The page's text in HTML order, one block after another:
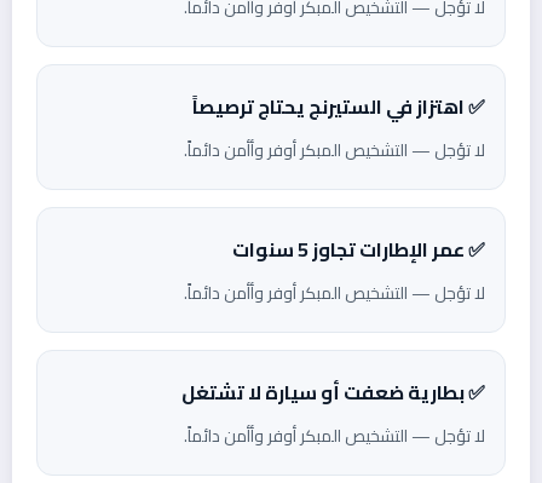
لا تؤجل — التشخيص المبكر أوفر وأأمن دائماً.
✅ اهتزاز في الستيرنج يحتاج ترصيصاً
لا تؤجل — التشخيص المبكر أوفر وأأمن دائماً.
✅ عمر الإطارات تجاوز 5 سنوات
لا تؤجل — التشخيص المبكر أوفر وأأمن دائماً.
✅ بطارية ضعفت أو سيارة لا تشتغل
لا تؤجل — التشخيص المبكر أوفر وأأمن دائماً.